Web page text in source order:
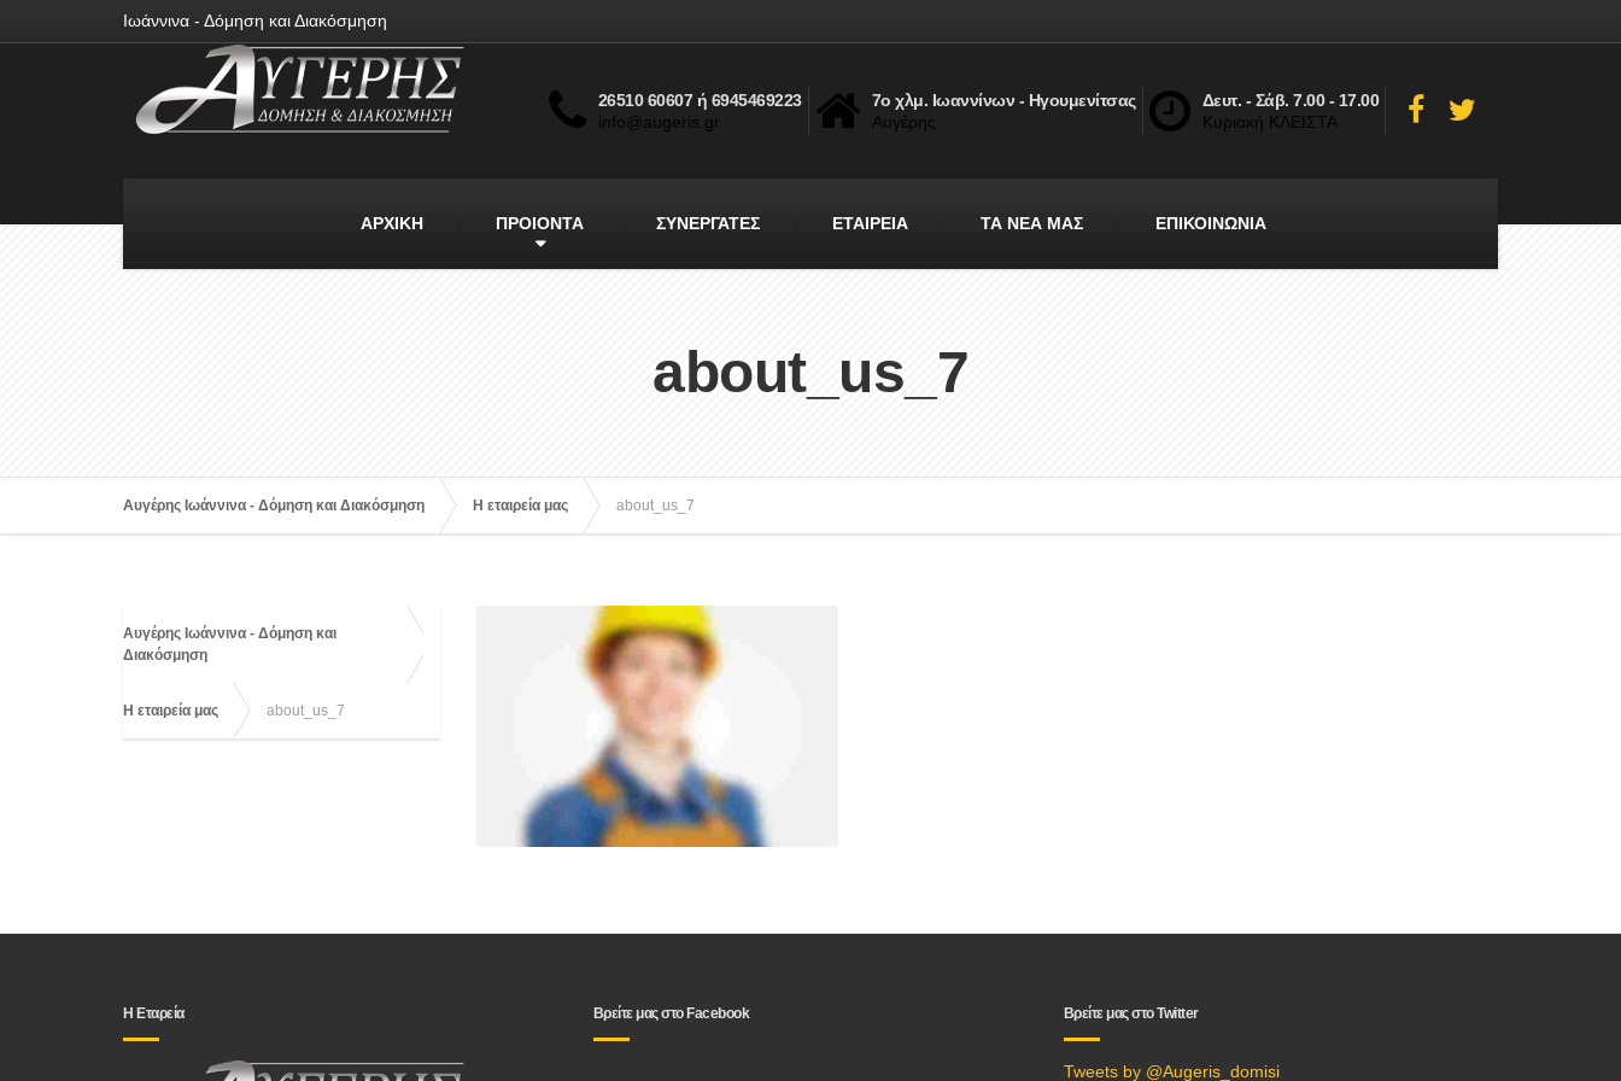
Ιωάννινα - Δόμηση και Διακόσμηση
26510 60607 ή 6945469223
info@augeris.gr
7ο χλμ. Ιωαννίνων - Ηγουμενίτσας
Αυγέρης
Δευτ. - Σάβ. 7.00 - 17.00
Κυριακή ΚΛΕΙΣΤΑ
ΑΡΧΙΚΗ ΠΡΟΙΟΝΤΑ ΣΥΝΕΡΓΑΤΕΣ ΕΤΑΙΡΕΙΑ ΤΑ ΝΕΑ ΜΑΣ ΕΠΙΚΟΙΝΩΝΙΑ
about_us_7
Αυγέρης Ιωάννινα - Δόμηση και Διακόσμηση Η εταιρεία μας about_us_7
Αυγέρης Ιωάννινα - Δόμηση και
Διακόσμηση
Η εταιρεία μας about_us_7
Η Εταρεία Βρείτε μας στο Facebook Βρείτε μας στο Twitter
Tweets by @Augeris_domisi